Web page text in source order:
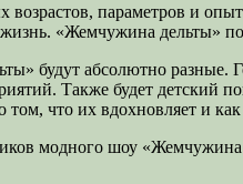
параметров и
«Жемчужина дельты»
будут абсолютно разные.
Также будет детский
что их вдохновляет и
модного шоу